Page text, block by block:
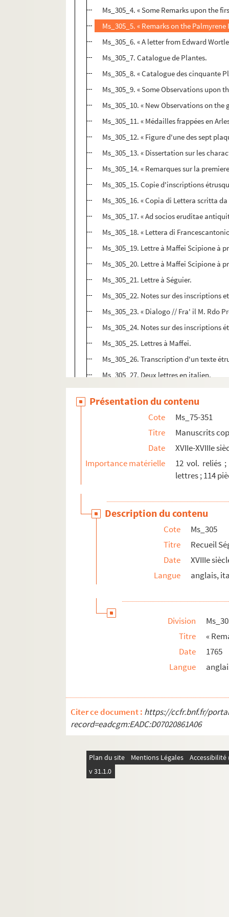
Ms_305_4. « Some Remarks upon the
Ms_305_5. « Remarks on the
Ms_305_6. « A letter from Edward
Ms_305_7. Catalogue de Plantes.
Ms_305_8. « Catalogue des cinquante
Ms_305_9. « Some Observations upon
Ms_305_10. « New Observations on the
Ms_305_11. « Médailles frappées en
Ms_305_12. « Figure d'une des sept
Ms_305_13. « Dissertation sur les
Ms_305_14. « Remarques sur la
Ms_305_15. Copie d'inscriptions
Ms_305_16. « Copia di Lettera scritta
Ms_305_17. « Ad socios eruditae
Ms_305_18. « Lettera di
Ms_305_19. Lettre à Maffei Scipione à
Ms_305_20. Lettre à Maffei Scipione à
Ms_305_21. Lettre à Séguier.
Ms_305_22. Notes sur des inscriptions
Ms_305_23. « Dialogo // Fra' il M. Rdo
Ms_305_24. Notes sur des inscriptions
Ms_305_25. Lettres à Maffei.
Ms_305_26. Transcription d'un texte
Ms_305_27. Deux lettres en italien.
Ms_305_28. « Lettera di Mons. Freret da
Ms_305_29. Lettre à l'Abbé Pelliccia
Ms_305_30. Dissertazione di
Ms_305_31. « Nota delle Medaglie
Ms_61-459. Autres recueils Séguier
Présentation du contenu
Cote
Ms_75-351
Titre
Manuscrits
Date
XVIIe-XVIIIe
Importance matérielle
12 vol. reliés
lettres ; 114
Description du contenu
Cote
Ms_305
Titre
Recueil
Date
XVIIIe
Langue
anglais,
Division
Titre
«
Date
1765
Langue
Citer ce document : https://ccfr.bnf.fr/
record=eadcgm:EADC:D07020861A06
Plan du site Mentions Légales
v 31.1.0